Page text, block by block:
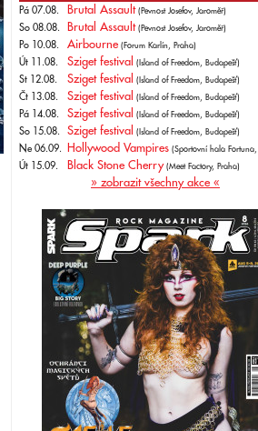
Pá 07.08. Brutal Assault (Pevnost Josefov, Jaroměř)
So 08.08. Brutal Assault (Pevnost Josefov, Jaroměř)
Po 10.08. Airbourne (Forum Karlín, Praha)
Út 11.08. Sziget festival (Island of Freedom, Budapešť)
St 12.08. Sziget festival (Island of Freedom, Budapešť)
Čt 13.08. Sziget festival (Island of Freedom, Budapešť)
Pá 14.08. Sziget festival (Island of Freedom, Budapešť)
So 15.08. Sziget festival (Island of Freedom, Budapešť)
Ne 06.09. Hollywood Vampires (Sportovní hala Fortuna,
Út 15.09. Black Stone Cherry (Meet Factory, Praha)
» zobrazit všechny akce «